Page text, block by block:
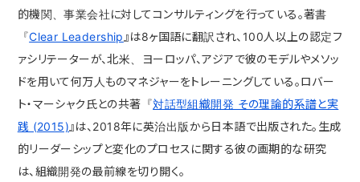
的機関、事業会社に対してコンサルティングを行っている。著書
『Clear Leadership 』は8ヶ国語に翻訳され、100人以上の認定フ
ァシリテーターが、北米、ヨーロッパ、アジアで彼のモデルやメソッ
ドを用いて何万人ものマネジャーをトレーニングしている。ロバー
ト・マーシャク氏との共著『対話型組織開発 その理論的系譜と実
践 (2015) 』は、2018年に英治出版から日本語で出版された。生成
的リーダーシップと変化のプロセスに関する彼の画期的な研究
は、組織開発の最前線を切り開く。